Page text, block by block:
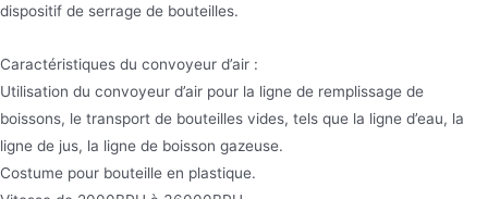
dispositif de serrage de bouteilles.
Caractéristiques du convoyeur d’air :
Utilisation du convoyeur d’air pour la ligne de remplissage de
boissons, le transport de bouteilles vides, tels que la ligne d’eau, la
ligne de jus, la ligne de boisson gazeuse.
Costume pour bouteille en plastique.